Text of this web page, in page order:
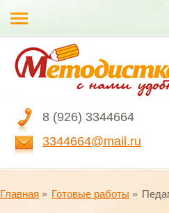
8 (926) 3344664
3344664@mail.ru
Главная Готовые работы